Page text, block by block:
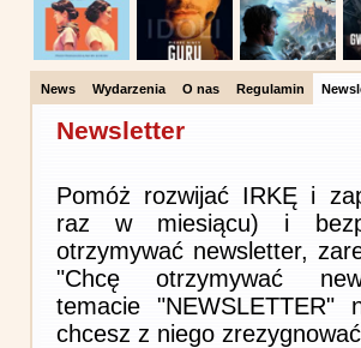
News Wydarzenia O nas Regulamin
Newsletter
Pomóż rozwijać IRKĘ i
raz w miesiącu) i
otrzymywać newsletter,
"Chcę otrzymywać
temacie "NEWSLETTER"
chcesz z niego